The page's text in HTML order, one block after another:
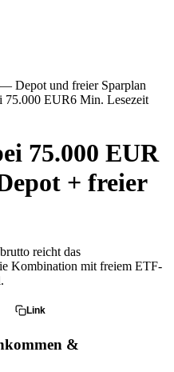
75.000 EUR6 Min. Lesezeit
75.000 EUR
+ freier
reicht das
Kombination mit freiem ETF-
Link
&